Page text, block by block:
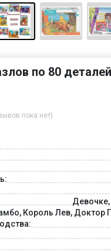
по 80
пока нет)
Король Лев, Доктор